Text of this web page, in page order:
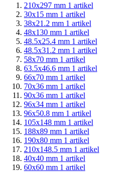
210x297 mm 1 artikel
30x15 mm 1 artikel
38x21.2 mm 1 artikel
48x130 mm 1 artikel
48.5x25.4 mm 1 artikel
48.5x31.2 mm 1 artikel
58x70 mm 1 artikel
63.5x46.6 mm 1 artikel
66x70 mm 1 artikel
70x36 mm 1 artikel
90x36 mm 1 artikel
96x34 mm 1 artikel
96x50.8 mm 1 artikel
105x148 mm 1 artikel
188x89 mm 1 artikel
190x80 mm 1 artikel
210x148.5 mm 1 artikel
40x40 mm 1 artikel
60x60 mm 1 artikel